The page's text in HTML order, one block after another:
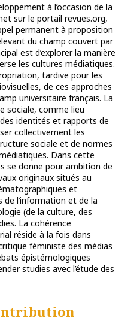
à l’occasion de la
sur le portail revues.org,
permanent à proposition
du champ couvert par
est d’explorer la manière
les cultures médiatiques.
tardive pour les
de ces approches
universitaire français. La
sociale, comme lieu
identités et rapports de
collectivement les
sociale et de normes
Dans cette
se donne pour ambition de
originaux situés au
et
de l’information et de la
(de la culture, des
La cohérence
réside à la fois dans
féministe des médias
épistémologiques
studies avec l’étude des